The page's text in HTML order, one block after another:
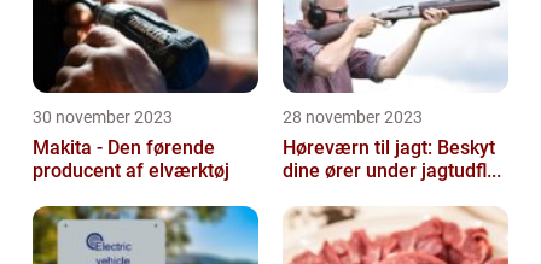
30 november 2023
Makita - Den førende
producent af elværktøj
28 november 2023
Høreværn til jagt: Beskyt
dine ører under jagtudfl...